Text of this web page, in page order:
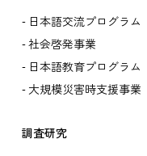
日本語交流プログラム
社会啓発事業
日本語教育プログラム
大規模災害時支援事業
調査研究